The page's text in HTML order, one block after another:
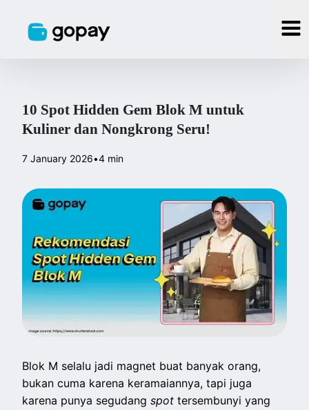
10 Spot Hidden Gem Blok M untuk
Kuliner dan Nongkrong Seru!
7 January 2026•4 min
Blok M selalu jadi magnet buat banyak orang,
bukan cuma karena keramaiannya, tapi juga
karena punya segudangspottersembunyi yang